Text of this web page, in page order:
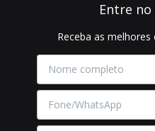
Entre
Receba as